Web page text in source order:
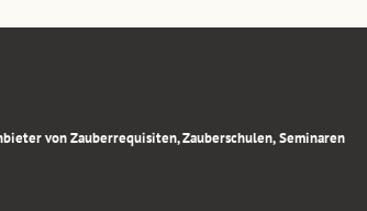
von Zauberrequisiten, Zauberschulen, Seminaren